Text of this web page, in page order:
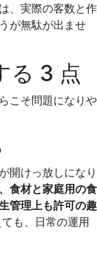
、実際の客数と作
が無駄が出ませ
る 3 点
こそ問題になりや
開けっ放しになり
食材と家庭用の食
管理上も許可の趣
も、日常の運用